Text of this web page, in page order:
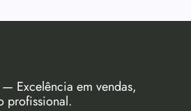
Excelência em vendas,
profissional.